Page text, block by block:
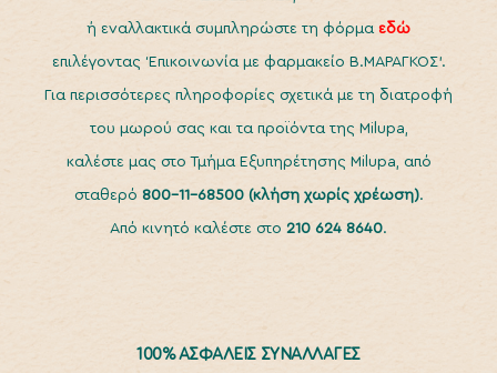
ή εναλλακτικά συμπληρώστε τη φόρμα εδώ
επιλέγοντας ‘Επικοινωνία με φαρμακείο Β.ΜΑΡΑΓΚΟΣ’.
Για περισσότερες πληροφορίες σχετικά με τη διατροφή
του μωρού σας και τα προϊόντα της Milupa,
καλέστε μας στο Τμήμα Εξυπηρέτησης Milupa, από
σταθερό 800-11-68500(κλήση χωρίς χρέωση).
Από κινητό καλέστε στο 210 624 8640.
100% ΑΣΦΑΛΕΙΣ ΣΥΝΑΛΛΑΓΕΣ